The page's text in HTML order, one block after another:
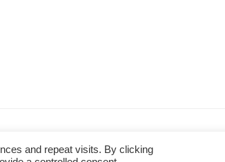
and repeat visits. By clicking